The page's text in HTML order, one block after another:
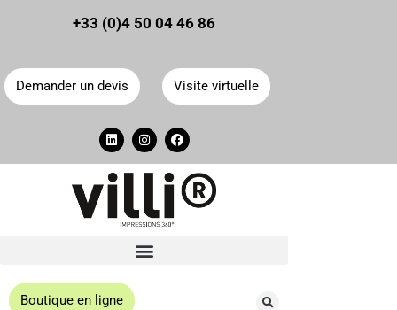
Panneau de gestion des cookies
+33 (0)4 50 04 46 86
Demander un devis Visite virtuelle
Boutique en ligne